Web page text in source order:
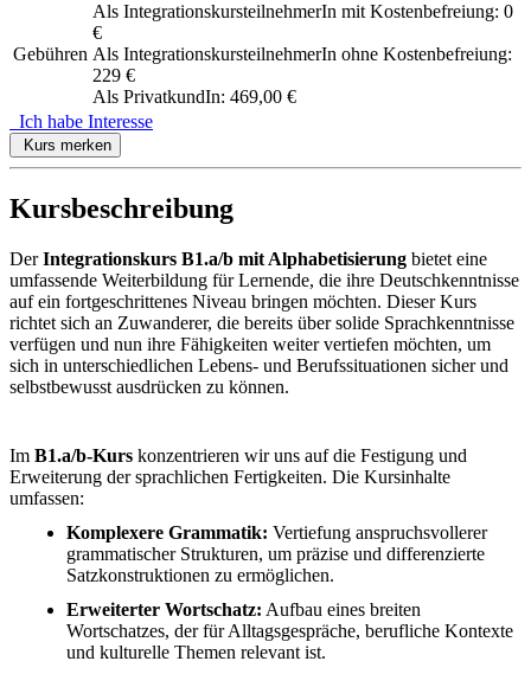
Gebühren
Als IntegrationskursteilnehmerIn mit Kostenbefreiung: 0
€
Als IntegrationskursteilnehmerIn ohne Kostenbefreiung:
229 €
Als PrivatkundIn: 469,00 €
Ich habe Interesse
Kurs merken
Kursbeschreibung
DerIntegrationskurs B1.a/b mit Alphabetisierung bietet eine
umfassende Weiterbildung für Lernende, die ihre Deutschkenntnisse
auf ein fortgeschrittenes Niveau bringen möchten. Dieser Kurs
richtet sich an Zuwanderer, die bereits über solide Sprachkenntnisse
verfügen und nun ihre Fähigkeiten weiter vertiefen möchten, um
sich in unterschiedlichen Lebens- und Berufssituationen sicher und
selbstbewusst ausdrücken zu können.
Im B1.a/b-Kurs konzentrieren wir uns auf die Festigung und
Erweiterung der sprachlichen Fertigkeiten. Die Kursinhalte
umfassen:
Komplexere Grammatik: Vertiefung anspruchsvollerer
grammatischer Strukturen, um präzise und differenzierte
Satzkonstruktionen zu ermöglichen.
Erweiterter Wortschatz: Aufbau eines breiten
Wortschatzes, der für Alltagsgespräche, berufliche Kontexte
und kulturelle Themen relevant ist.